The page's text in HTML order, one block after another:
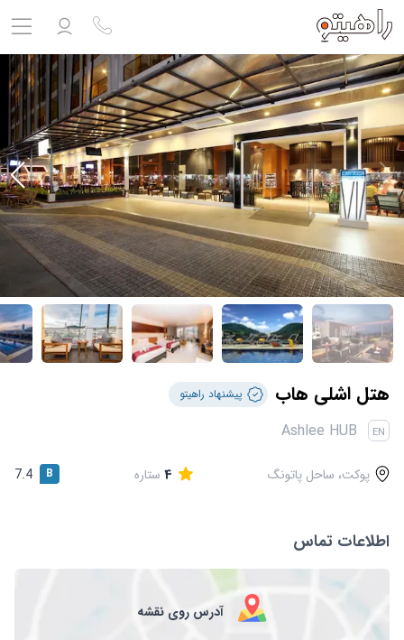
مشاهده پروفایل
خروج
ورود به حساب کاربری
حساب کاربری ندارید؟ثبت نامکنید
ثبت نام آژانس
بلیط هواپیما
تور
درباره ما
ارتباط با ما
هتل اشلی هاب پیشنهاد راهیتو
EN
Ashlee HUB
پوکت، ساحل پاتونگ 4 ستاره B
7.4
اطلاعات تماس
آدرس روی نقشه